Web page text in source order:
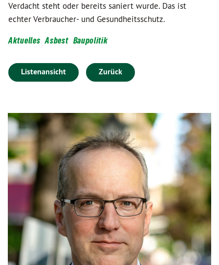
Verdacht steht oder bereits saniert wurde. Das ist
echter Verbraucher- und Gesundheitsschutz.
Aktuelles Asbest Baupolitik
Listenansicht Zurück